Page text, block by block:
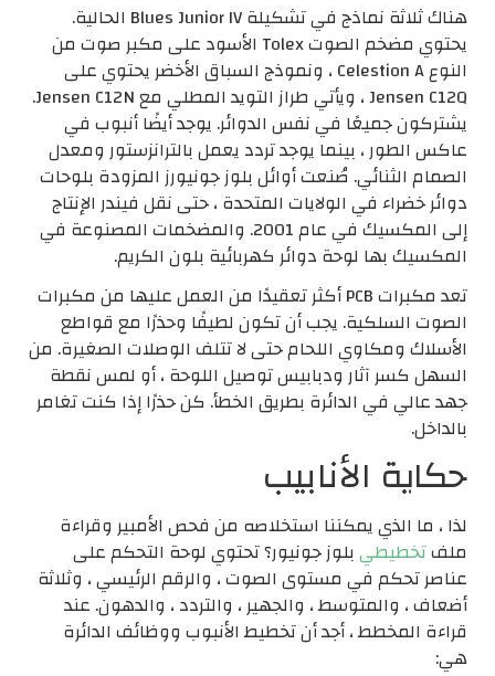
هناك ثلاثة نماذج في تشكيلة Blues Junior IV الحالية.
يحتوي مضخم الصوت Tolex الأسود على مكبر صوت من
النوع Celestion A ، ونموذج السباق الأخضر يحتوي على
Jensen C12Q ، ويأتي طراز التويد المطلي مع Jensen C12N.
يشتركون جميعًا في نفس الدوائر. يوجد أيضًا أنبوب في
عاكس الطور ، بينما يوجد تردد يعمل بالترانزستور ومعدل
الصمام الثنائي. صُنعت أوائل بلوز جونيورز المزودة بلوحات
دوائر خضراء في الولايات المتحدة ، حتى نقل فيندر الإنتاج
إلى المكسيك في عام 2001. والمضخمات المصنوعة في
المكسيك بها لوحة دوائر كهربائية بلون الكريم.
تعد مكبرات PCB أكثر تعقيدًا من العمل عليها من مكبرات
الصوت السلكية. يجب أن تكون لطيفًا وحذرًا مع قواطع
الأسلاك ومكاوي اللحام حتى لا تتلف الوصلات الصغيرة. من
السهل كسر آثار ودبابيس توصيل اللوحة ، أو لمس نقطة
جهد عالي في الدائرة بطريق الخطأ. كن حذرًا إذا كنت تغامر
بالداخل.
حكاية الأنابيب
لذا ، ما الذي يمكننا استخلاصه من فحص الأمبير وقراءة
ملفتخطيطيبلوز جونيور؟ تحتوي لوحة التحكم على
عناصر تحكم في مستوى الصوت ، والرقم الرئيسي ، وثلاثة
أضعاف ، والمتوسط ​​، والجهير ، والتردد ، والدهون. عند
قراءة المخطط ، أجد أن تخطيط الأنبوب ووظائف الدائرة
هي: